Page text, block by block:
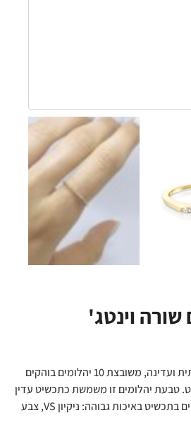
וינטג'
טבעת יהלומים שורה אופנתית ועדינה, משובצת 10 יהלומים בוהקים
של 0.05 קראט. טבעת יהלומים זו משמשת כתכשיט עדין
ומלא ברק ליום יום. היהלומים בתכשיט באיכות גבוהה: ניקיון VS, צבע